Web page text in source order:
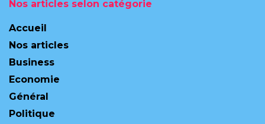
Nos articles selon catégorie
Accueil
Nos articles
Business
Economie
Général
Politique